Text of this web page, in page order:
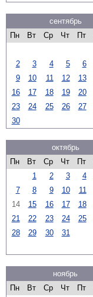
сентябрь
Пн
Вт Ср Чт Пт
2
3 4 5 6
9
10 11 12 13
16
17 18 19 20
23
24 25 26 27
30
октябрь
Пн
Вт Ср Чт Пт
1
2 3 4
7
8 9 10 11
14
15 16 17 18
21
22 23 24 25
28
29 30 31
ноябрь
Пн
Вт Ср Чт Пт